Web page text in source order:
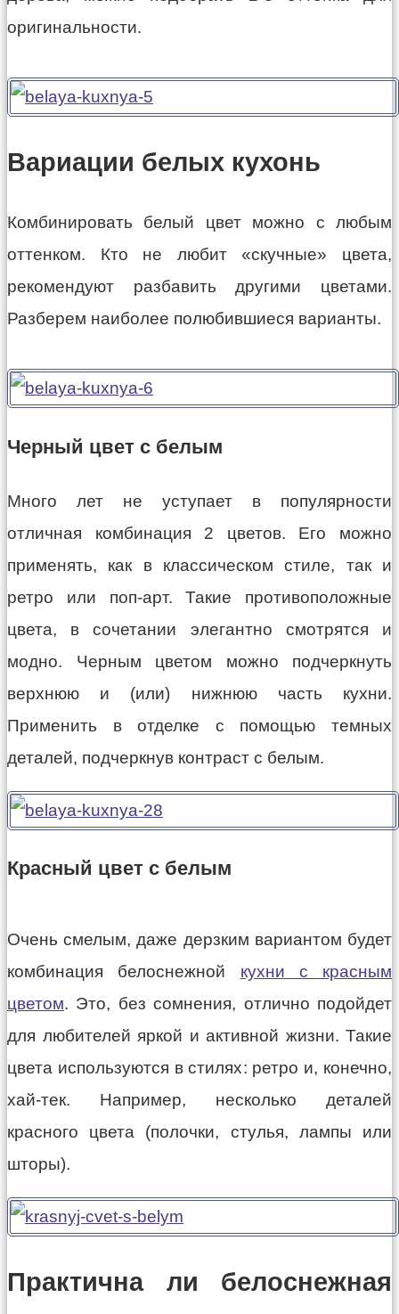
оригинальности.
Вариации белых кухонь
Комбинировать белый цвет можно с любым
оттенком. Кто не любит «скучные» цвета,
рекомендуют разбавить другими цветами.
Разберем наиболее полюбившиеся варианты.
Черный цвет с белым
Много лет не уступает в популярности
отличная комбинация 2 цветов. Его можно
применять, как в классическом стиле, так и
ретро или поп-арт. Такие противоположные
цвета, в сочетании элегантно смотрятся и
модно. Черным цветом можно подчеркнуть
верхнюю и (или) нижнюю часть кухни.
Применить в отделке с помощью темных
деталей, подчеркнув контраст с белым.
Красный цвет с белым
Очень смелым, даже дерзким вариантом будет
комбинация белоснежной кухни с красным
цветом. Это, без сомнения, отлично подойдет
для любителей яркой и активной жизни. Такие
цвета используются в стилях: ретро и, конечно,
хай-тек. Например, несколько деталей
красного цвета (полочки, стулья, лампы или
шторы).
Практична ли белоснежная